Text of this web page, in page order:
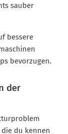
sauber
bessere
bevorzugen.
der
du kennen